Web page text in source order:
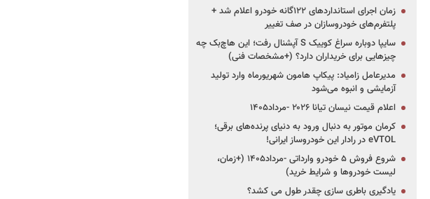
زمان اجرای استانداردهای ۱۲۲گانه خودرو اعلام شد +
پلتفرم‌های خودروسازان در صف تغییر
سایپا دوباره سراغ کوییک S آپشنال رفت؛ این هاچ‌بک چه
چیزهایی برای خریداران دارد؟ (+مشخصات فنی)
مدیرعامل زامیاد: پیکاپ هامون شهریورماه وارد تولید
آزمایشی و انبوه می‌شود
اعلام قیمت نیسان تیانا ۲۰۲۶ -مرداد۱۴۰۵
کرمان موتور به دنبال ورود به دنیای پرنده‌های برقی؛
eVTOL در رادار این خودروساز ایرانی!
شروع فروش ۵ خودرو وارداتی -مرداد۱۴۰۵ (+زمان،
لیست خودروها و شرایط خرید)
یادگیری باطری سازی چقدر طول می کشد؟